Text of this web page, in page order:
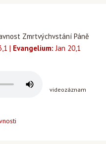
Zmrtvýchvstání Páně
| Evangelium: Jan 20,1
videozáznam